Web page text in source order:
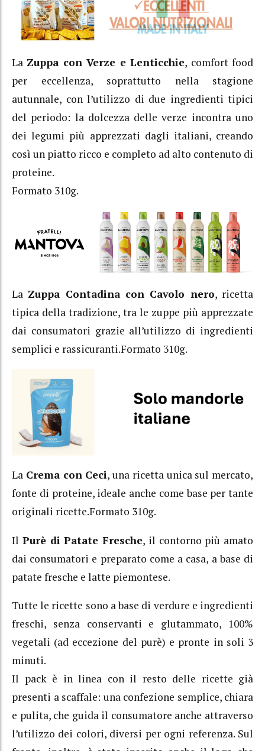
La Zuppa con Verze e Lenticchie, comfort food
per eccellenza, soprattutto nella stagione
autunnale, con l’utilizzo di due ingredienti tipici
del periodo: la dolcezza delle verze incontra uno
dei legumi più apprezzati dagli italiani, creando
così un piatto ricco e completo ad alto contenuto di
proteine.
Formato 310g.
La Zuppa Contadina con Cavolo nero, ricetta
tipica della tradizione, tra le zuppe più apprezzate
dai consumatori grazie all’utilizzo di ingredienti
semplici e rassicuranti.Formato 310g.
La Crema con Ceci, una ricetta unica sul mercato,
fonte di proteine, ideale anche come base per tante
originali ricette.Formato 310g.
Il Purè di Patate Fresche, il contorno più amato
dai consumatori e preparato come a casa, a base di
patate fresche e latte piemontese.
Tutte le ricette sono a base di verdure e ingredienti
freschi, senza conservanti e glutammato, 100%
vegetali (ad eccezione del purè) e pronte in soli 3
minuti.
Il pack è in linea con il resto delle ricette già
presenti a scaffale: una confezione semplice, chiara
e pulita, che guida il consumatore anche attraverso
l’utilizzo dei colori, diversi per ogni referenza. Sul